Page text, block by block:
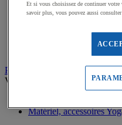
Rameurs et SkiErg
Tapis de course
Pilate, Gym douce et Yoga
Voir tous les produits
Matériel, accessoires
Et si vous choisissez de continuer
savoir plus, vous pouvez aussi